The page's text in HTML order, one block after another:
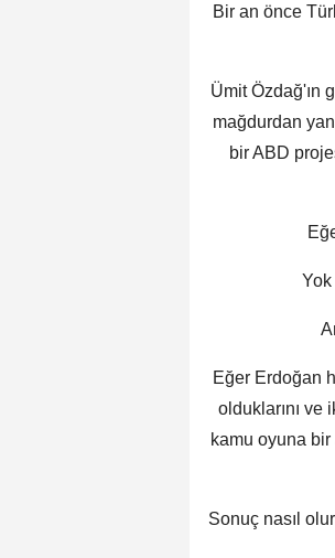
Bir an önce
Ümit Özdağ'ın
mağdurdan
bir ABD
Eğer Erdoğan
olduklarını ve
kamu oyuna bir
Sonuç nasıl